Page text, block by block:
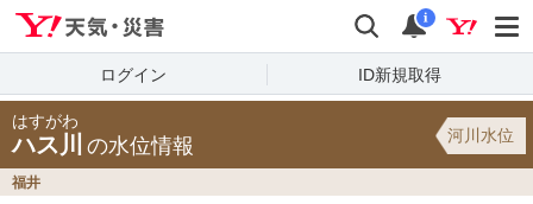
検索 通知
i
ログイン ID新規取得
はすがわ
ハス川 の水位情報 河川水位
福井